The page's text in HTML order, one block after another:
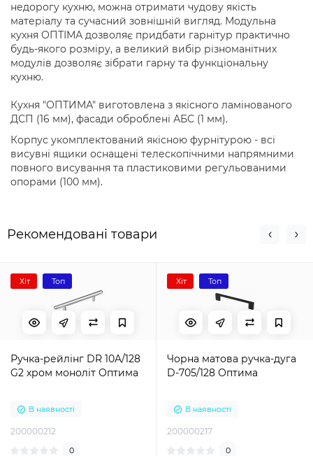
недорогу кухню, можна отримати чудову якість
матеріалу та сучасний зовнішній вигляд. Модульна
кухня ОПТІМА дозволяє придбати гарнітур практично
будь-якого розміру, а великий вибір різноманітних
модулів дозволяє зібрати гарну та функціональну
кухню.
Кухня "ОПТИМА" виготовлена ​​з якісного ламінованого
ДСП (16 мм), фасади оброблені АБС (1 мм).
Корпус укомплектований якісною фурнітурою - всі
висувні ящики оснащені телескопічними напрямними
повного висування та пластиковими регульованими
опорами (100 мм).
Рекомендовані товари
Хіт Топ
Ручка-рейлінг DR 10A/128
G2 хром моноліт Оптима
В наявності
200000212
0
Хіт Топ
Чорна матова ручка-дуга
D-705/128 Оптима
В наявності
200000217
0